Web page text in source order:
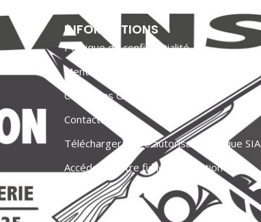
INFORMATIONS
Politique de confidentialité
Mentions Légales
Conditions Générales de Vente
Contactez-nous
Télécharger votre autorisation unique SIA
Accéder à votre fiche de situation SIA